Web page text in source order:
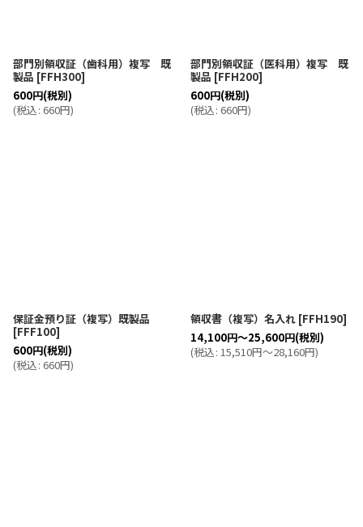
部門別領収証（歯科用）複写 既
製品 [FFH300]
600円(税別)
(税込: 660円)
部門別領収証（医科用）複写 既
製品 [FFH200]
600円(税別)
(税込: 660円)
保証金預り証（複写）既製品
[FFF100]
600円(税別)
(税込: 660円)
領収書（複写）名入れ [FFH190]
14,100円～25,600円(税別)
(税込: 15,510円～28,160円)